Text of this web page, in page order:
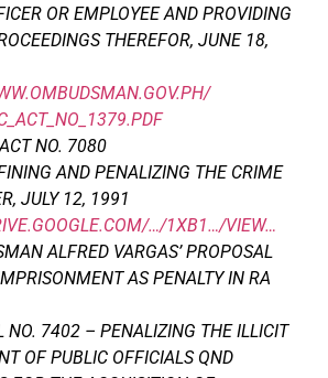
OR EMPLOYEE AND PROVIDING
THEREFOR, JUNE 18,
NO. 7080
AND PENALIZING THE CRIME
JULY 12, 1991
…/1XB1…/VIEW…
ALFRED VARGAS’ PROPOSAL
AS PENALTY IN RA
NO. 7402 – PENALIZING THE ILLICIT
OF PUBLIC OFFICIALS QND